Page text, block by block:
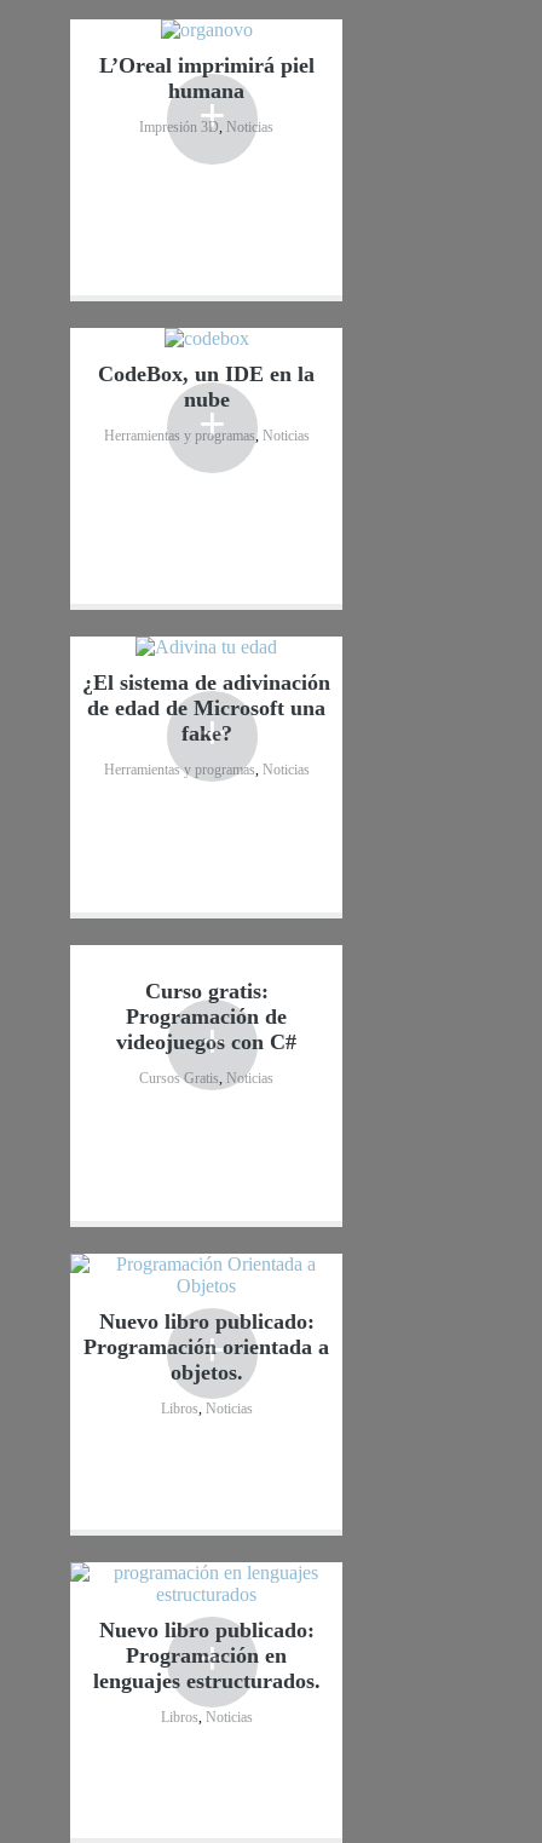
+
L’Oreal imprimirá piel
humana
Impresión 3D Noticias
+
CodeBox, un IDE en la
nube
Herramientas y programas, Noticias
+
¿El sistema de adivinación
de edad de Microsoft una
fake?
Herramientas y programas Noticias
+
Curso gratis:
Programación de
videojuegos con C#
Cursos Gratis Noticias
+
Nuevo libro publicado:
Programación orientada a
objetos.
Libros Noticias
+
Nuevo libro publicado:
Programación en
lenguajes estructurados.
Libros Noticias